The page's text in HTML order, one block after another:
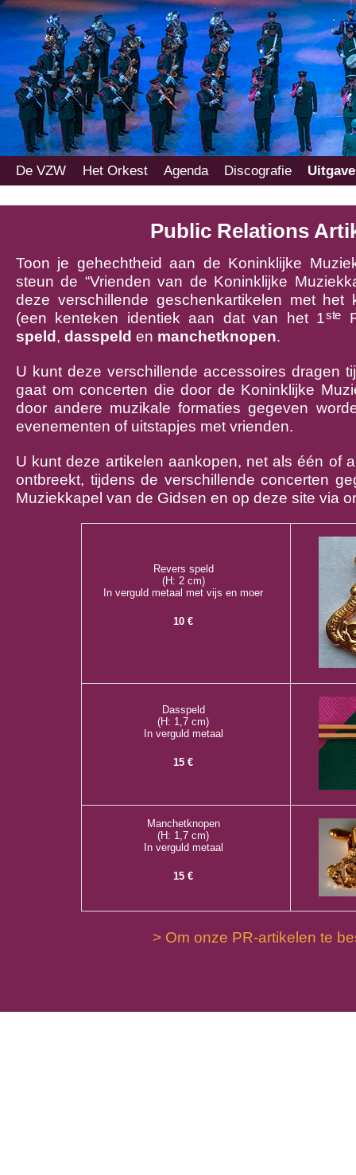
Main
menu
Skip
to
primary
Skip
to
secondary
De VZW Het Orkest Agenda Discografie
Public Relations
Toon je gehechtheid aan de Koninklijke
steun de “Vrienden van de Koninklijke
deze verschillende geschenkartikelen met
(een kenteken identiek aan dat van het 1ste
speld , dasspeld en manchetknopen.
U kunt deze verschillende accessoires dragen
gaat om concerten die door de Koninklijke
door andere muzikale formaties gegeven
evenementen of uitstapjes met vrienden.
U kunt deze artikelen aankopen, net als één of
ontbreekt, tijdens de verschillende concerten
Muziekkapel van de Gidsen en op deze site via
Revers speld
(H: 2 cm)
In verguld metaal met vijs en moer
10 €
Dasspeld
(H: 1,7 cm)
In verguld metaal
15 €
Manchetknopen
(H: 1,7 cm)
In verguld metaal
15 €
> Om onze PR-artikelen te